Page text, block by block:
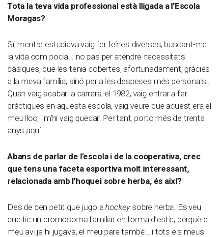
Tota la teva vida professional està lligada a l’Escola
Moragas?
Sí, mentre estudiava vaig fer feines diverses, buscant-me
la vida com podia… no pas per atendre necessitats
bàsiques, que les tenia cobertes, afortunadament, gràcies
a la meva família, sinó per a les despeses més personals…
Quan vaig acabar la carrera, el 1982, vaig entrar a fer
pràctiques en aquesta escola, vaig veure que aquest era el
meu lloc, i m’hi vaig quedar! Per tant, porto més de trenta
anys aquí…
Abans de parlar de l’escola i de la cooperativa, crec
que tens una faceta esportiva molt interessant,
relacionada amb l’hoquei sobre herba, és així?
Des de ben petit que jugo ahockey sobre herba. Es veu
que tic un cromosoma familiar en forma d’estic, perquè el
meu avi ja hi jugava, el meu pare també… i tots els meus